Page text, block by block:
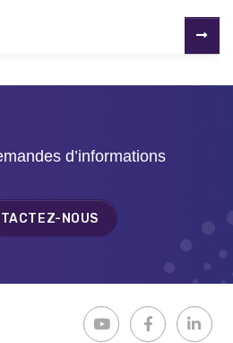
d’informations
NOUS